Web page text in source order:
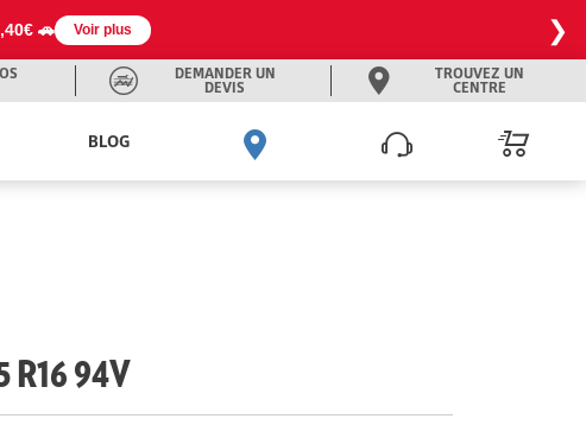
🚗 Voir plus ❯
TROUVEZ UN
CENTRE
DEMANDER UN
DEVIS
BLOG
R16 94V